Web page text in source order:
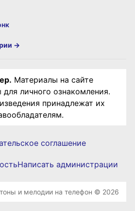
→
Материалы на сайте
для личного ознакомления.
принадлежат их
соглашение
Написать администрации
и мелодии на телефон © 2026